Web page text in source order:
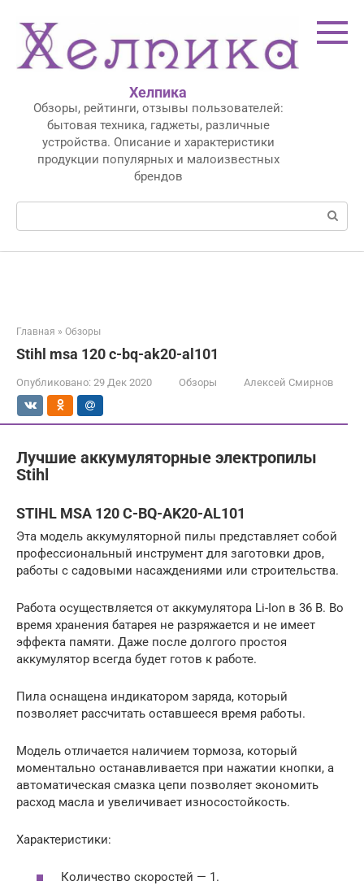
контенту
Хелпика
Обзоры, рейтинги, отзывы пользователей:
бытовая техника, гаджеты, различные
устройства. Описание и характеристики
продукции популярных и малоизвестных
брендов
Поиск:
Главная » Обзоры
Stihl msa 120 c-bq-ak20-al101
Опубликовано: 29 Дек 2020 Обзоры Алексей Смирнов
Лучшие аккумуляторные электропилы
Stihl
STIHL MSA 120 C-BQ-AK20-AL101
Эта модель аккумуляторной пилы представляет собой
профессиональный инструмент для заготовки дров,
работы с садовыми насаждениями или строительства.
Работа осуществляется от аккумулятора Li-Ion в 36 В. Во
время хранения батарея не разряжается и не имеет
эффекта памяти. Даже после долгого простоя
аккумулятор всегда будет готов к работе.
Пила оснащена индикатором заряда, который
позволяет рассчитать оставшееся время работы.
Модель отличается наличием тормоза, который
моментально останавливается при нажатии кнопки, а
автоматическая смазка цепи позволяет экономить
расход масла и увеличивает износостойкость.
Характеристики:
Количество скоростей — 1.